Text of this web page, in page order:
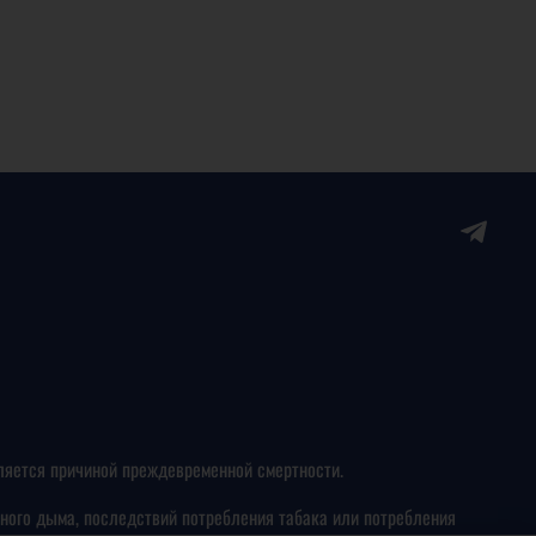
причиной преждевременной смертности.
дыма, последствий потребления табака или потребления